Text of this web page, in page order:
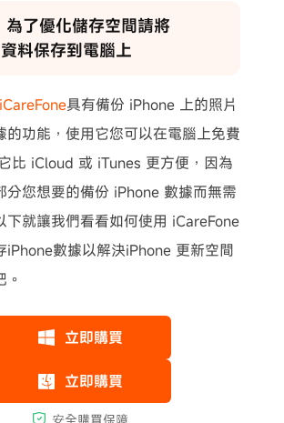
為了優化儲存空間請將
料保存到電腦上
具有備份 iPhone 上的照片
的功能，使用它您可以在電腦上免費
比 iCloud 或 iTunes 更方便，因為
分您想要的備份 iPhone 數據而無需
下就讓我們看看如何使用 iCareFone
iPhone數據以解決iPhone 更新空間